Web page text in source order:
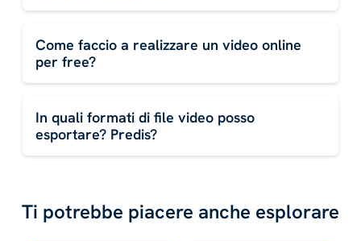
Come faccio a realizzare un video online
per free?
In quali formati di file video posso
esportare? Predis?
Ti potrebbe piacere anche esplorare